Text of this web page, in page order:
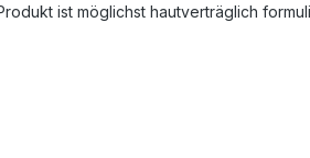
ist möglichst hautverträglich